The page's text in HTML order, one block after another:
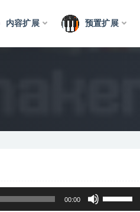
内容扩展 预置扩展
00:00